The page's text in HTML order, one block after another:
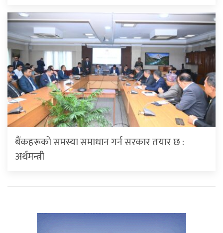
बैंकहरूको समस्या समाधान गर्न सरकार तयार छ :
अर्थमन्त्री